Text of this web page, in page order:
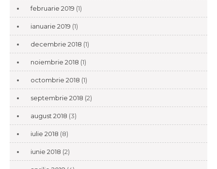
februarie 2019 (1)
ianuarie 2019 (1)
decembrie 2018 (1)
noiembrie 2018 (1)
octombrie 2018 (1)
septembrie 2018 (2)
august 2018 (3)
iulie 2018 (8)
iunie 2018 (2)